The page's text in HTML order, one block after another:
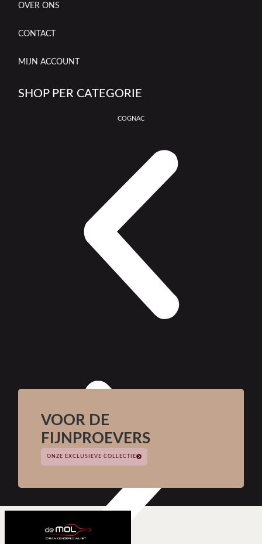
OVER ONS
CONTACT
MIJN ACCOUNT
SHOP PER CATEGORIE
COGNAC
VOOR DE
FIJNPROEVERS
ONZE EXCLUSIEVE COLLECTIE